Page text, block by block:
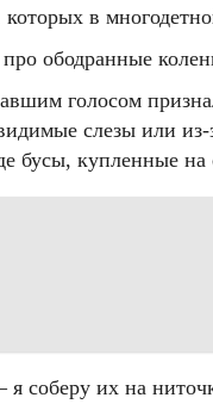
в
ободранные
голосом
слезы или
бусы, купленные
соберу их на